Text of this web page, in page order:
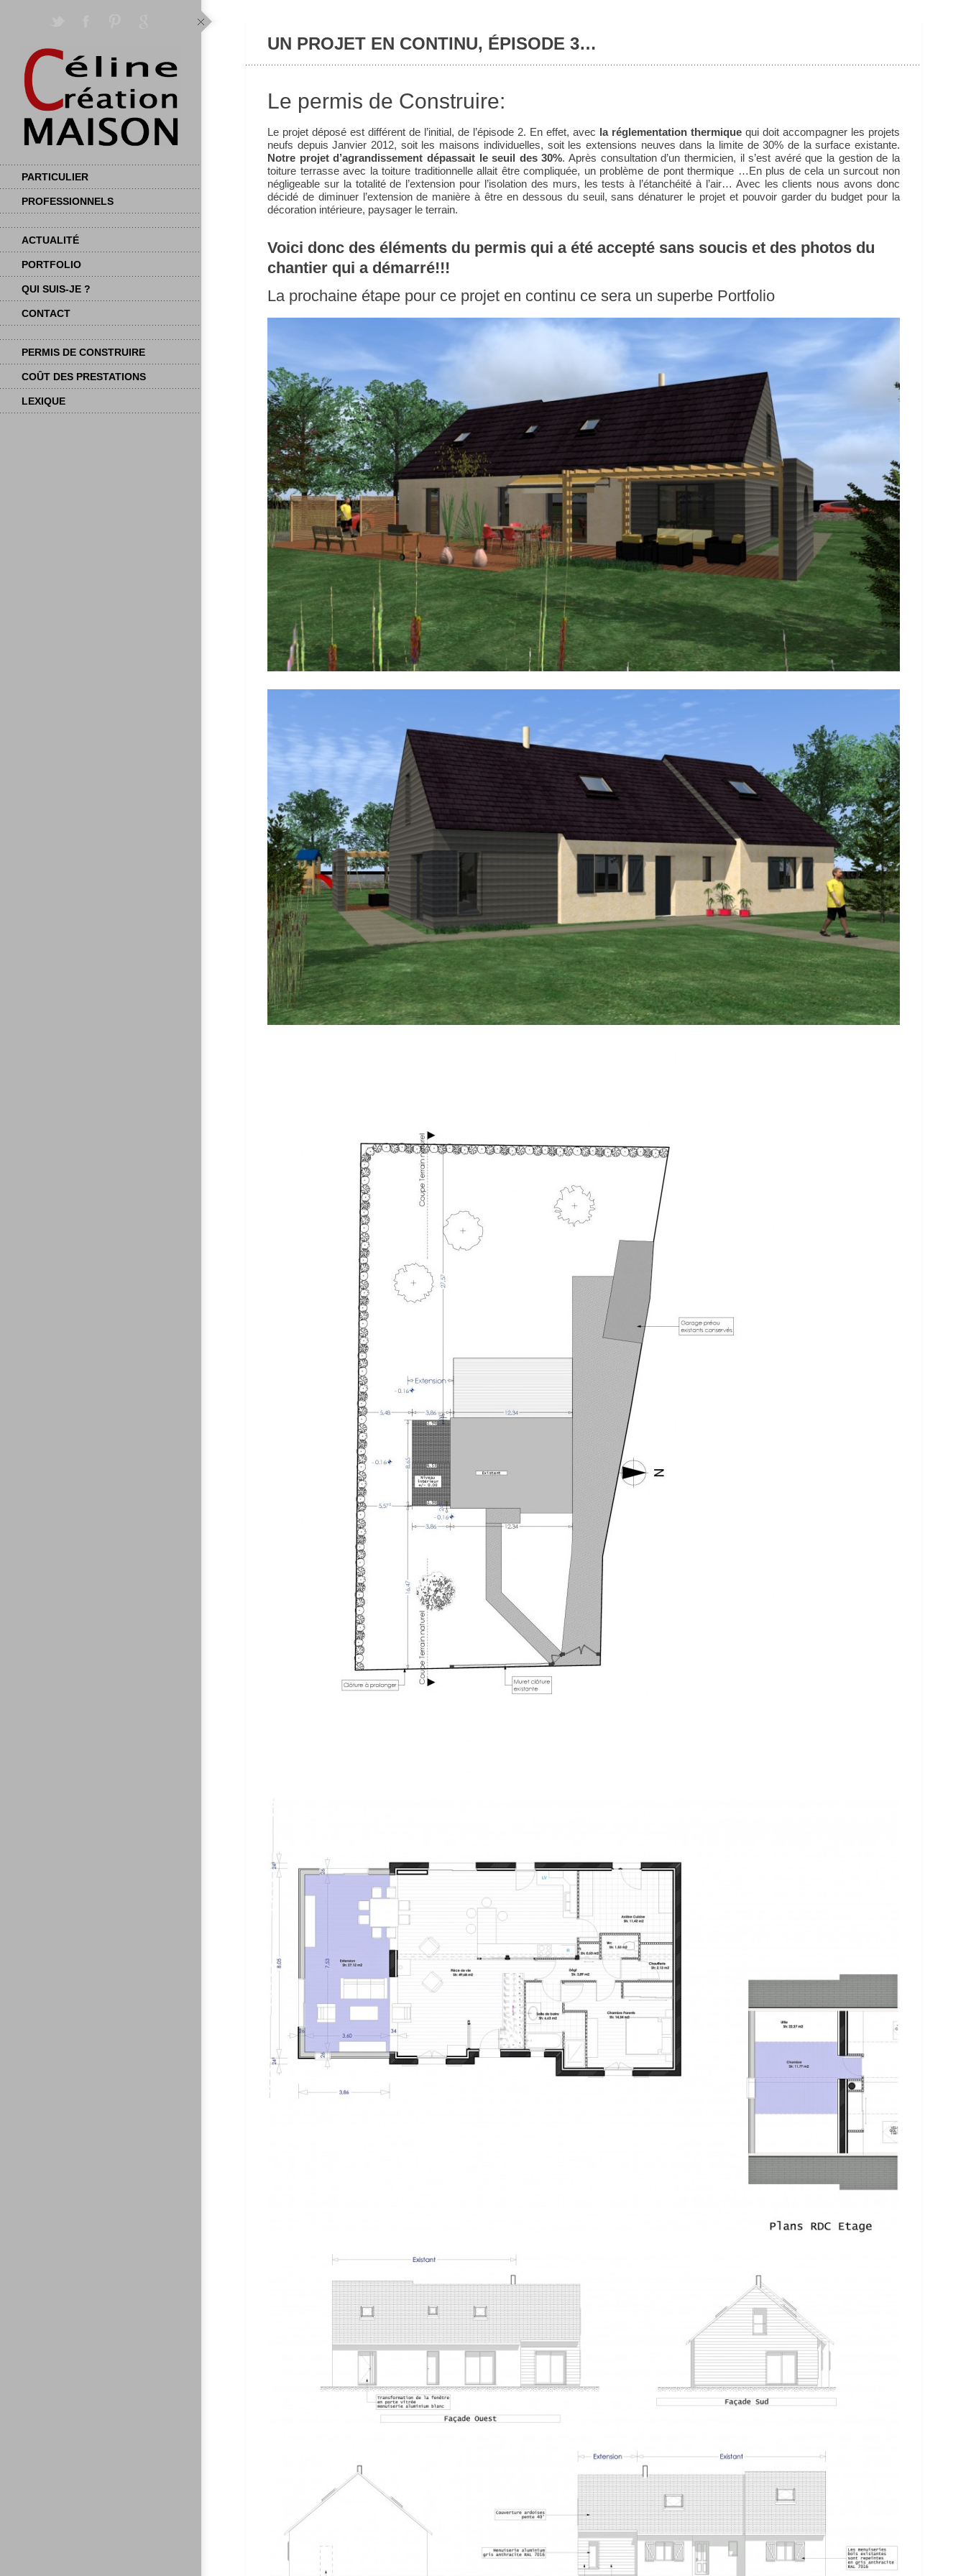
PARTICULIER
PROFESSIONNELS
ACTUALITÉ
PORTFOLIO
QUI SUIS-JE ?
CONTACT
PERMIS DE CONSTRUIRE
COÛT DES PRESTATIONS
LEXIQUE
UN PROJET EN CONTINU, ÉPISODE 3…
Le permis de Construire:
Le projet déposé est différent de l’initial, de l’épisode 2. En effet, avec la réglementation thermique qui doit accompagner les projets
neufs depuis Janvier 2012, soit les maisons individuelles, soit les extensions neuves dans la limite de 30% de la surface existante.
Notre projet d’agrandissement dépassait le seuil des 30%. Après consultation d’un thermicien, il s’est avéré que la gestion de la
toiture terrasse avec la toiture traditionnelle allait être compliquée, un problème de pont thermique …En plus de cela un surcout non
négligeable sur la totalité de l’extension pour l’isolation des murs, les tests à l’étanchéité à l’air… Avec les clients nous avons donc
décidé de diminuer l’extension de manière à être en dessous du seuil, sans dénaturer le projet et pouvoir garder du budget pour la
décoration intérieure, paysager le terrain.
Voici donc des éléments du permis qui a été accepté sans soucis et des photos du
chantier qui a démarré!!!
La prochaine étape pour ce projet en continu ce sera un superbe Portfolio